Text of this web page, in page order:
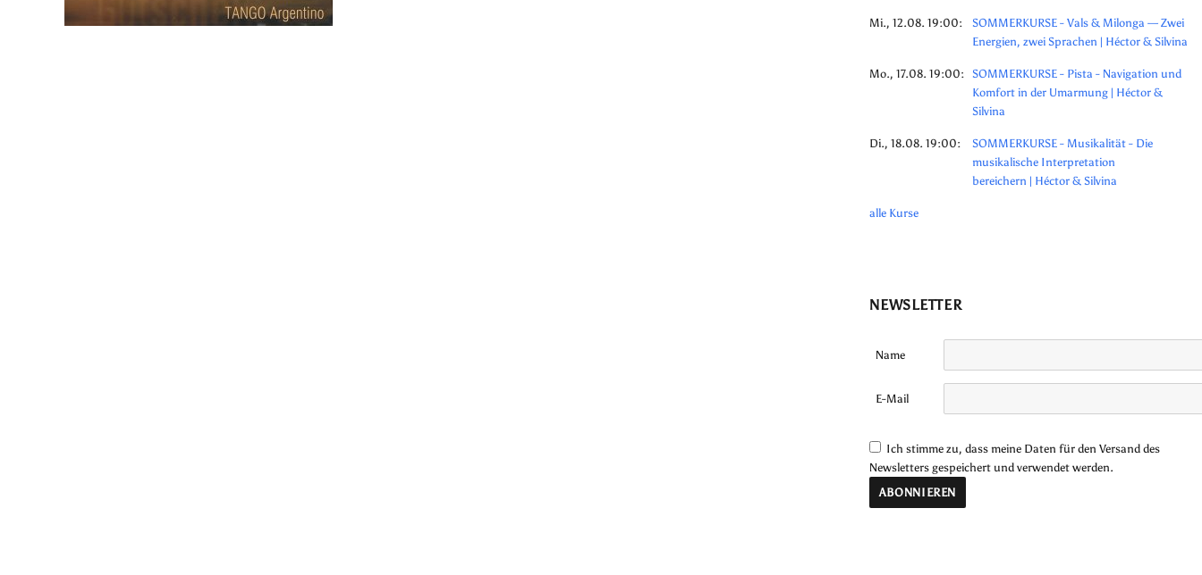
Mi., 12.08. 19:00:
SOMMERKURSE - Vals & Milonga — Zwei
Energien, zwei Sprachen | Héctor & Silvina
Mo., 17.08. 19:00: SOMMERKURSE - Pista - Navigation und
Komfort in der Umarmung | Héctor &
Silvina
Di., 18.08. 19:00:
SOMMERKURSE - Musikalität - Die
musikalische Interpretation
bereichern | Héctor & Silvina
alle Kurse
NEWSLETTER
Name
E-Mail
Ich stimme zu, dass meine Daten für den Versand des
Newsletters gespeichert und verwendet werden.